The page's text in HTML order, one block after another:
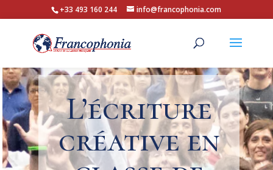
+33 493 160 244 info@francophonia.com
L’écriture
créative en